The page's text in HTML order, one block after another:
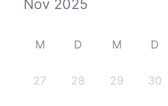
M D M D
27 28 29 30